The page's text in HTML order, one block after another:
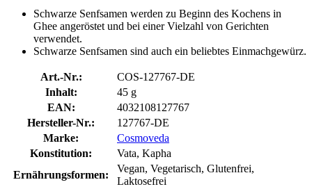
Schwarze Senfsamen werden zu Beginn des Kochens in
Ghee angeröstet und bei einer Vielzahl von Gerichten
verwendet.
Schwarze Senfsamen sind auch ein beliebtes Einmachgewürz.
Art.-Nr.:
COS-127767-DE
Inhalt:
45 g
EAN:
4032108127767
Hersteller-Nr.:
127767-DE
Marke:
Cosmoveda
Konstitution:
Vata, Kapha
Ernährungsformen:
Vegan, Vegetarisch, Glutenfrei,
Laktosefrei